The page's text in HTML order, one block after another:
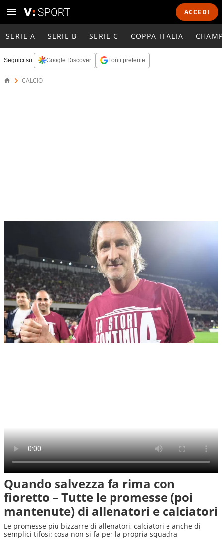
ACCEDI
SERIE A SERIE B SERIE C COPPA ITALIA
Seguici su: Google Discover Fonti preferite
CALCIO
Quando salvezza fa rima con
fioretto – Tutte le promesse (poi
mantenute) di allenatori e calciatori
Le promesse più bizzarre di allenatori, calciatori e anche di
semplici tifosi: cosa non si fa per la propria squadra